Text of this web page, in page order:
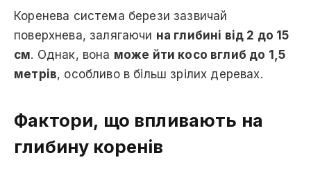
Коренева система берези зазвичай
поверхнева, залягаючи на глибині від 2 до 15
см. Однак, вона може йти косо вглиб до 1,5
метрів, особливо в більш зрілих деревах.
Фактори, що впливають на
глибину коренів